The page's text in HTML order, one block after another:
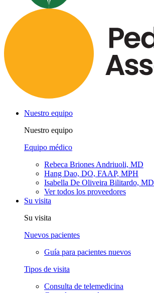
Nuestro equipo
Nuestro equipo
Equipo médico
Rebeca Briones Andriuoli, MD
Hang Dao, DO, FAAP, MPH
Isabella De Oliveira Bilitardo, MD
Ver todos los proveedores
Su visita
Su visita
Nuevos pacientes
Guía para pacientes nuevos
Tipos de visita
Consulta de telemedicina